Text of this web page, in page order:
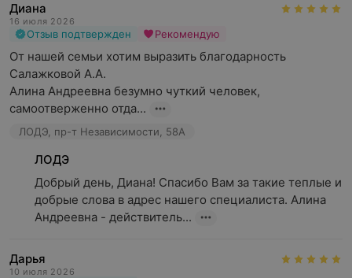
Диана
16 июля 2026
Отзыв подтвержден Рекомендую
От нашей семьи хотим выразить благодарность
Салажковой А.А.
Алина Андреевна безумно чуткий человек,
самоотверженно отда...
ЛОДЭ, пр-т Независимости, 58А
ЛОДЭ
Добрый день, Диана! Спасибо Вам за такие теплые и
добрые слова в адрес нашего специалиста. Алина
Андреевна - действитель...
Дарья
10 июля 2026